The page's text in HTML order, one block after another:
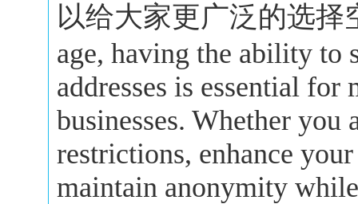
以给大家更广泛的选择
age, having the ability to
addresses is essential
businesses. Whether you
restrictions, enhance
maintain anonymity